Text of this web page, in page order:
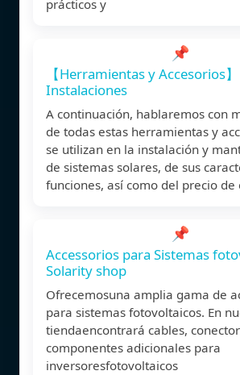
prácticos y
📌
【Herramientas y Accesorios】
Instalaciones
A continuación, hablaremos con
de todas estas herramientas y
se utilizan en la instalación y
de sistemas solares, de sus
funciones, así como del precio de
📌
Accessorios para Sistemas
Solarity shop
Ofrecemosuna amplia gama de
para sistemas fotovoltaicos. En
tiendaencontrará cables,
componentes adicionales para
inversoresfotovoltaicos